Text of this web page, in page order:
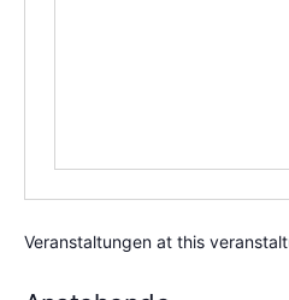
Veranstaltungen at this